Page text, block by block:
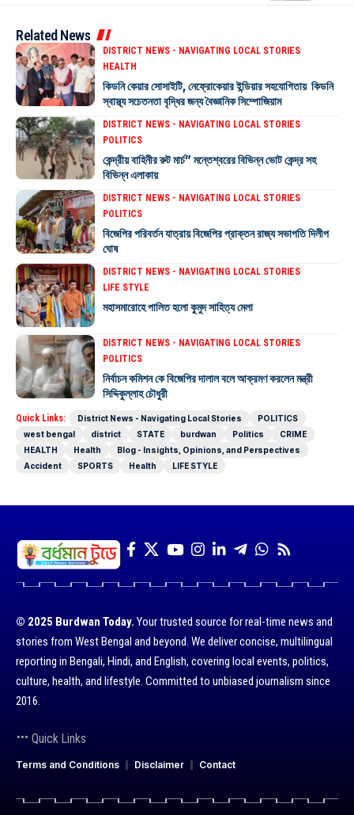
Related News
DISTRICT NEWS - NAVIGATING LOCAL STORIES
HEALTH
কিডনি কেয়ার সোসাইটি, নেফ্রোকেয়ার ইন্ডিয়ার সহযোগিতায় কিডনি
স্বাস্থ্য সচেতনতা বৃদ্ধির জন্য বৈজ্ঞানিক সিম্পোজিয়াম
DISTRICT NEWS - NAVIGATING LOCAL STORIES
POLITICS
কেন্দ্রীয় বাহিনীর রুট মার্চ” মন্তেশ্বরের বিভিন্ন ভোট কেন্দ্র সহ
বিভিন্ন এলাকায়
DISTRICT NEWS - NAVIGATING LOCAL STORIES
POLITICS
বিজেপির পরিবর্তন যাত্রায় বিজেপির প্রাক্তন রাজ্য সভাপতি দিলীপ
ঘোষ
DISTRICT NEWS - NAVIGATING LOCAL STORIES
LIFE STYLE
মহাসমারোহে পালিত হলো কুমুদ সাহিত্য মেলা
DISTRICT NEWS - NAVIGATING LOCAL STORIES
POLITICS
নির্বাচন কমিশন কে বিজেপির দালাল বলে আক্রমণ করলেন মন্ত্রী
সিদ্দিকুল্লাহ চৌধুরী
Quick Links: District News - Navigating Local Stories
POLITICS
west bengal
district STATE burdwan Politics
CRIME
HEALTH
Health
Blog - Insights, Opinions, and Perspectives
Accident
SPORTS Health LIFE STYLE
© 2025 Burdwan Today. Your trusted source for real-time news and
stories from West Bengal and beyond. We deliver concise, multilingual
reporting in Bengali, Hindi, and English, covering local events, politics,
culture, health, and lifestyle. Committed to unbiased journalism since
2016.
Quick Links
Terms and Conditions Disclaimer Contact